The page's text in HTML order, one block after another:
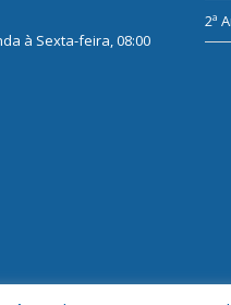
à Sexta-feira, 08:00
2ª